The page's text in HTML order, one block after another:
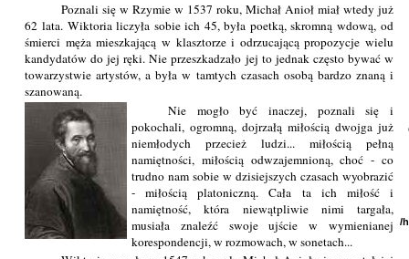
Poznali się w Rzymie w 1537 roku, Michał Anioł miał wtedy już
62 lata. Wiktoria liczyła sobie ich 45, była poetką, skromną wdową, od
śmierci męża mieszkającą w klasztorze i odrzucającą propozycje wielu
kandydatów do jej ręki. Nie przeszkadzało jej to jednak często bywać w
towarzystwie artystów, a była w tamtych czasach osobą bardzo znaną i
szanowaną.
Nie mogło być inaczej, poznali się i
pokochali, ogromną, dojrzałą miłością dwojga już
niemłodych przecież ludzi... miłością pełną
namiętności, miłością odwzajemnioną, choć - co
trudno nam sobie w dzisiejszych czasach wyobrazić
- miłością platoniczną. Cała ta ich miłość i
namiętność, która niewątpliwie nimi targała,
musiała znaleźć swoje ujście w wymienianej
korespondencji, w rozmowach, w sonetach...
/